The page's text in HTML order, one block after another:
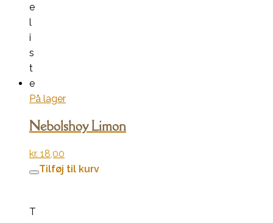
e
l
i
s
t
e
På lager
Nebolshoy Limon
kr. 18,00
Tilføj til kurv
T